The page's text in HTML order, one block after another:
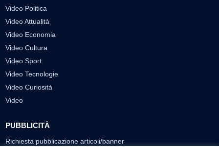
Video Politica
Video Attualità
Video Economia
Video Cultura
Video Sport
Video Tecnologie
Video Curiosità
Video
PUBBLICITÀ
Richiesta pubblicazione articoli/banner